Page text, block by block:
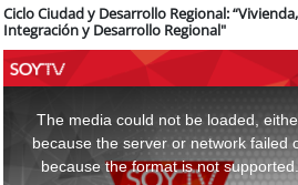
Ciclo Ciudad y Desarrollo Regional: “Vivienda,
Integración y Desarrollo Regional"
window.
The media could not be loaded,
because the server or network failed
because the format is not supported.